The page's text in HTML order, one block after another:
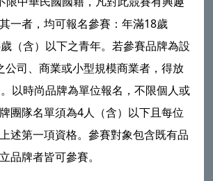
一者，均可報名參賽：年滿18歲
歲（含）以下之青年。若參賽品牌為設
公司、商業或小型規模商業者，得放
以時尚品牌為單位報名，不限個人或
團隊名單須為4人（含）以下且每位
述第一項資格。參賽對象包含既有品
品牌者皆可參賽。